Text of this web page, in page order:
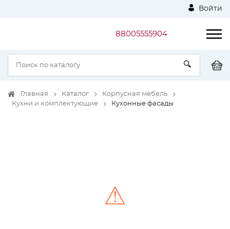
Войти
88005555904
Главная Каталог
Корпусная мебель
Кухни и комплектующие
Кухонные фасады
⚠